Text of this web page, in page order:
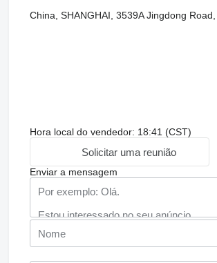
China, SHANGHAI, 3539A Jingdong
Hora local do vendedor: 18:41 (CST)
Solicitar uma reunião
Enviar a mensagem